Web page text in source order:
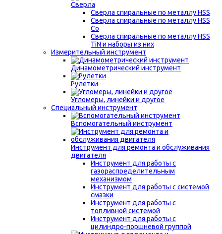
Сверла
Сверла спиральные по металлу HSS
Сверла спиральные по металлу HSS
Co
Сверла спиральные по металлу HSS
TiN и наборы из них
Измерительный инструмент
Динамометрический инструмент
Рулетки
Угломеры, линейки и другое
Специальный инструмент
Вспомогательный инструмент
Инструмент для ремонта и обслуживания
двигателя
Инструмент для работы с
газораспределительным
механизмом
Инструмент для работы с системой
смазки
Инструмент для работы с
топливной системой
Инструмент для работы с
цилиндро-поршневой группой